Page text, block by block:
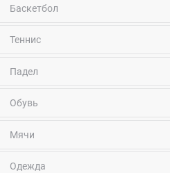
Баскетбол
Теннис
Падел
Обувь
Мячи
Одежда